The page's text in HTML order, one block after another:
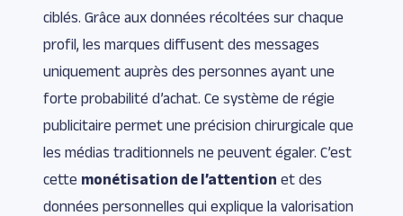
ciblés. Grâce aux données récoltées sur chaque
profil, les marques diffusent des messages
uniquement auprès des personnes ayant une
forte probabilité d’achat. Ce système de régie
publicitaire permet une précision chirurgicale que
les médias traditionnels ne peuvent égaler. C’est
cette monétisation de l’attention et des
données personnelles qui explique la valorisation